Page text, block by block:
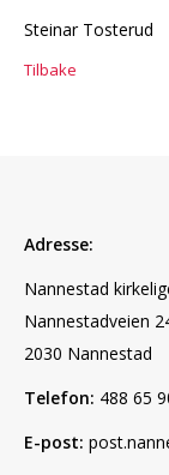
Steinar Tosterud
Tilbake
Adresse:
Nannestad
Nannestadveien
2030 Nannestad
Telefon: 488 65
E-post: